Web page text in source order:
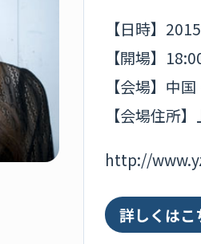
【日時】
【開場】
【会場】中
【会場住所
http://
詳しくはこ